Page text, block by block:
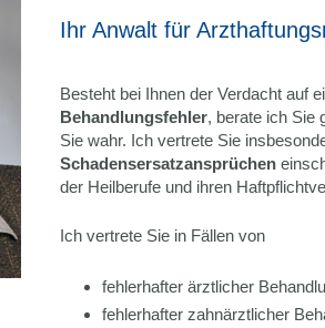
Ihr Anwalt für
Besteht bei Ihnen der Verdacht auf
Behandlungsfehler, berate ich Sie
Sie wahr. Ich vertrete Sie
Schadensersatzansprüchen
der Heilberufe und ihren
Ich vertrete Sie in Fällen von
fehlerhafter ärztlicher
fehlerhafter zahnärztlicher